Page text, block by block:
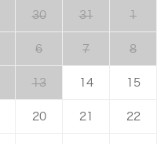
30 31 1
6 7 8
13 14 15
20 21 22